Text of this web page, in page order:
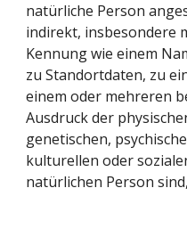
natürliche Person
indirekt, insbesondere
Kennung wie einem
zu Standortdaten, zu
einem oder mehreren
Ausdruck der
genetischen,
kulturellen oder
natürlichen Person